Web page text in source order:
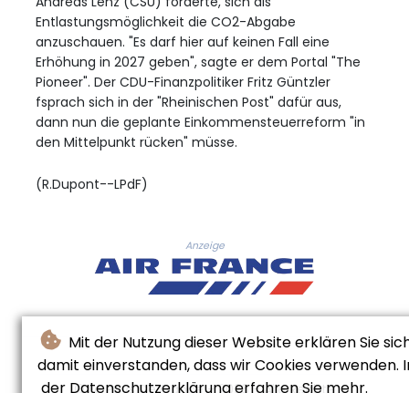
Mit der Nutzung dieser Website erklären Sie
damit einverstanden, dass wir Cookies verwenden.
der Datenschutzerklärung erfahren Sie mehr.
Entlastungsmöglichkeit die CO2-Abgabe
anzuschauen. "Es darf hier auf keinen Fall eine
Erhöhung in 2027 geben", sagte er dem Portal "The
Pioneer". Der CDU-Finanzpolitiker Fritz Güntzler
fsprach sich in der "Rheinischen Post" dafür aus,
dann nun die geplante Einkommensteuerreform "in
den Mittelpunkt rücken" müsse.
(R.Dupont--LPdF)
Anzeige
© Le Pays De France - 2026 - Alle Rechte